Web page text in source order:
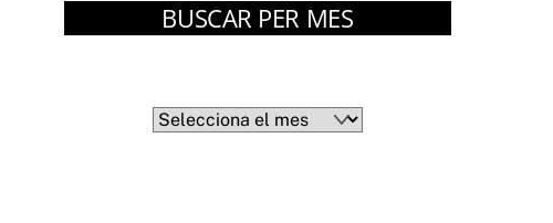
BUSCAR PER MES
Arxius